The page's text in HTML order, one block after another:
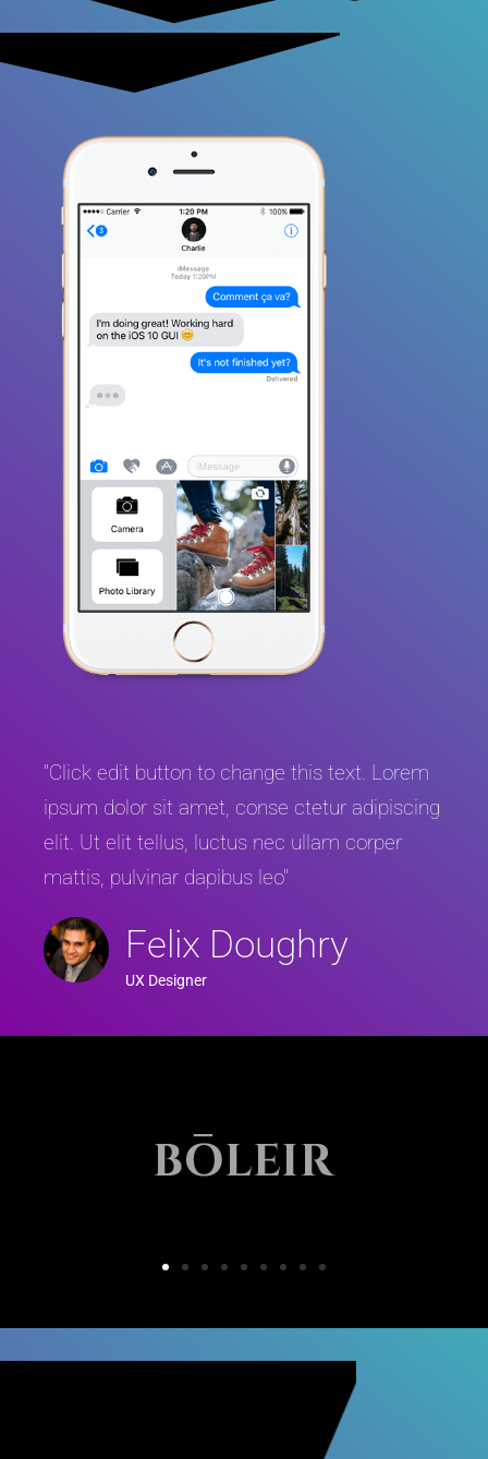
"Click edit button to change this text. Lorem
ipsum dolor sit amet, conse ctetur adipiscing
elit. Ut elit tellus, luctus nec ullam corper
mattis, pulvinar dapibus leo"
Felix Doughry
UX Designer